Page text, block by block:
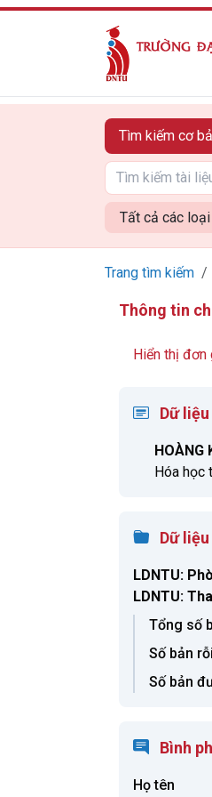
Tìm kiếm cơ
Trang tìm kiếm
Thông tin
Hiển thị đơn
Dữ
HOÀNG
Hóa học
Dữ
LDNTU:
LDNTU:
Tổng số
Số bản
Số bản
Bình
Họ tên